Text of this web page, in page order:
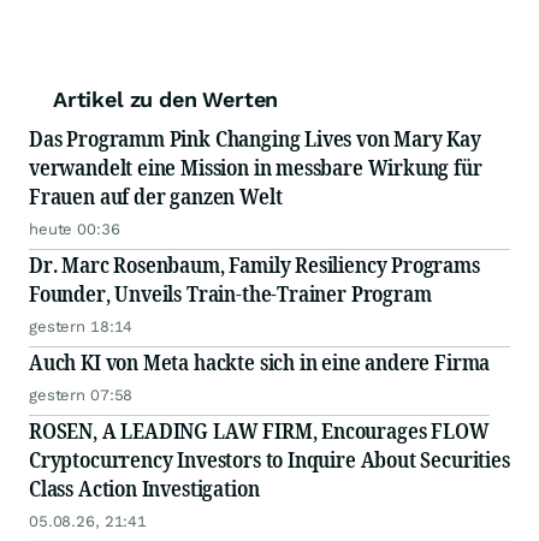
Artikel zu den Werten
Das Programm Pink Changing Lives von Mary Kay
verwandelt eine Mission in messbare Wirkung für
Frauen auf der ganzen Welt
heute 00:36
Dr. Marc Rosenbaum, Family Resiliency Programs
Founder, Unveils Train-the-Trainer Program
gestern 18:14
Auch KI von Meta hackte sich in eine andere Firma
gestern 07:58
ROSEN, A LEADING LAW FIRM, Encourages FLOW
Cryptocurrency Investors to Inquire About Securities
Class Action Investigation
05.08.26, 21:41